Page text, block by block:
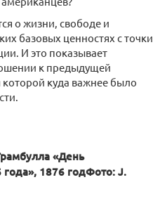
о жизни, свободе и
базовых ценностях с точки
И это показывает
к предыдущей
куда важнее было
«День
1876 годФото: J.